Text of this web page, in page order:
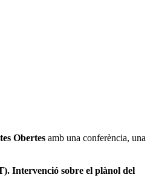
Obertes amb una conferència, una
Intervenció sobre el plànol del